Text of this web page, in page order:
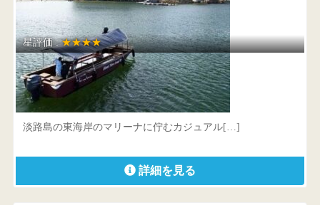
星評価 :★★★★
海のホテル 島花
兵庫県 洲本市小路谷1277番5
淡路島の東海岸のマリーナに佇むカジュアル[…]
詳細を見る